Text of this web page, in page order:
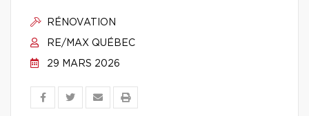
RÉNOVATION
RE/MAX QUÉBEC
29 MARS 2026